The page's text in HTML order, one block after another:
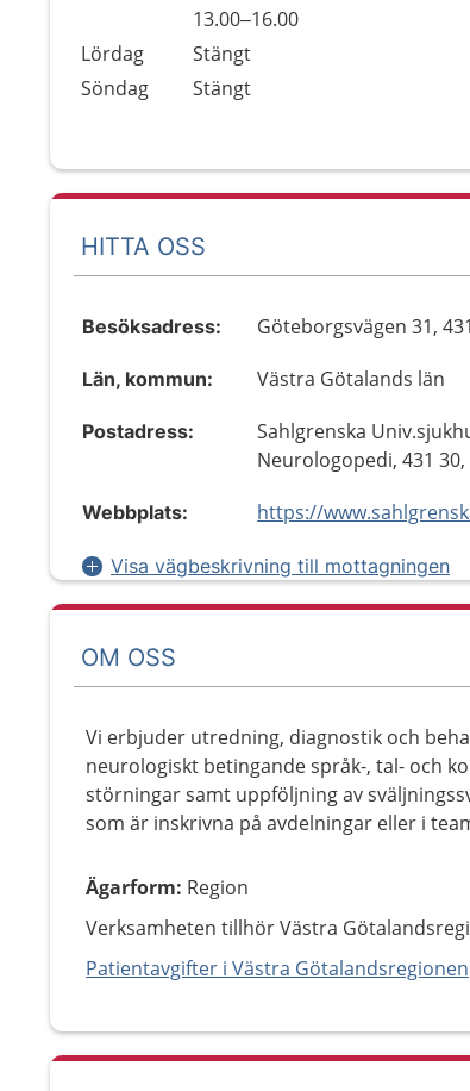
13.00–16.00
Lördag
Stängt
Söndag
Stängt
HITTA OSS
Besöksadress: Göteborgsvägen 31,
Län, kommun: Västra Götalands län
Postadress:
Sahlgrenska
Neurologopedi, 431
Webbplats:
Visa vägbeskrivning till mottagningen
OM OSS
Vi erbjuder utredning, diagnostik och
neurologiskt betingande språk-, tal- och
störningar samt uppföljning av
som är inskrivna på avdelningar eller i
Ägarform: Region
Verksamheten tillhör Västra
Patientavgifter i Västra Götalandsregionen